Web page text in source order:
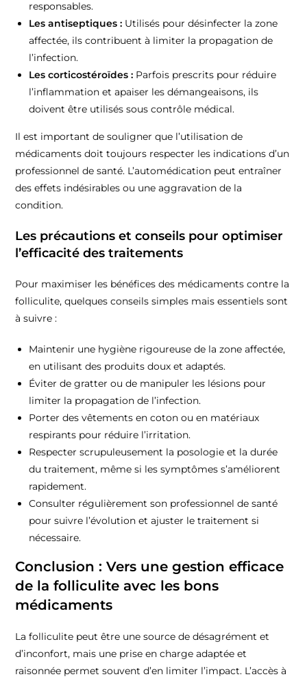
responsables.
Les antiseptiques : Utilisés pour désinfecter la zone
affectée, ils contribuent à limiter la propagation de
l’infection.
Les corticostéroïdes : Parfois prescrits pour réduire
l’inflammation et apaiser les démangeaisons, ils
doivent être utilisés sous contrôle médical.
Il est important de souligner que l’utilisation de
médicaments doit toujours respecter les indications d’un
professionnel de santé. L’automédication peut entraîner
des effets indésirables ou une aggravation de la
condition.
Les précautions et conseils pour optimiser
l’efficacité des traitements
Pour maximiser les bénéfices des médicaments contre la
folliculite, quelques conseils simples mais essentiels sont
à suivre :
Maintenir une hygiène rigoureuse de la zone affectée,
en utilisant des produits doux et adaptés.
Éviter de gratter ou de manipuler les lésions pour
limiter la propagation de l’infection.
Porter des vêtements en coton ou en matériaux
respirants pour réduire l’irritation.
Respecter scrupuleusement la posologie et la durée
du traitement, même si les symptômes s’améliorent
rapidement.
Consulter régulièrement son professionnel de santé
pour suivre l’évolution et ajuster le traitement si
nécessaire.
Conclusion : Vers une gestion efficace
de la folliculite avec les bons
médicaments
La folliculite peut être une source de désagrément et
d’inconfort, mais une prise en charge adaptée et
raisonnée permet souvent d’en limiter l’impact. L’accès à